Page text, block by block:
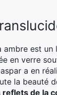
ambre est
en verre
a en
la beauté
de la